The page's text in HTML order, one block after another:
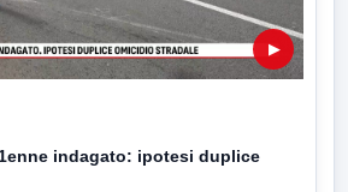
▶
indagato: ipotesi duplice